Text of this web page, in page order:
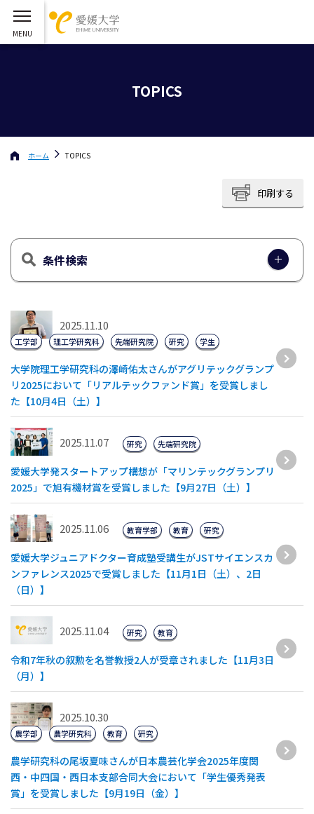
TOPICS
ホーム TOPICS
印刷する
条件検索
2025.11.10
大学院理工学研究科の澤崎佑太さんがアグリテックグランプ
リ2025において「リアルテックファンド賞」を受賞しまし
た【10月4日（土）】
工学部 理工学研究科 先端研究院 研究 学生
2025.11.07
愛媛大学発スタートアップ構想が「マリンテックグランプリ
2025」で旭有機材賞を受賞しました【9月27日（土）】
研究 先端研究院
2025.11.06
愛媛大学ジュニアドクター育成塾受講生がJSTサイエンスカ
ンファレンス2025で受賞しました【11月1日（土）、2日
（日）】
教育学部 教育 研究
2025.11.04
令和7年秋の叙勲を名誉教授2人が受章されました【11月3日
（月）】
研究 教育
2025.10.30
農学研究科の尾坂夏味さんが日本農芸化学会2025年度関
西・中四国・西日本支部合同大会において「学生優秀発表
賞」を受賞しました【9月19日（金）】
農学部 農学研究科 教育 研究